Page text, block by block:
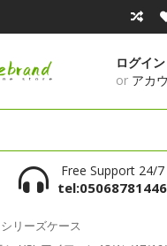
ログイン
or アカ
Free Support 24/7
tel:05068781446
リーズケース